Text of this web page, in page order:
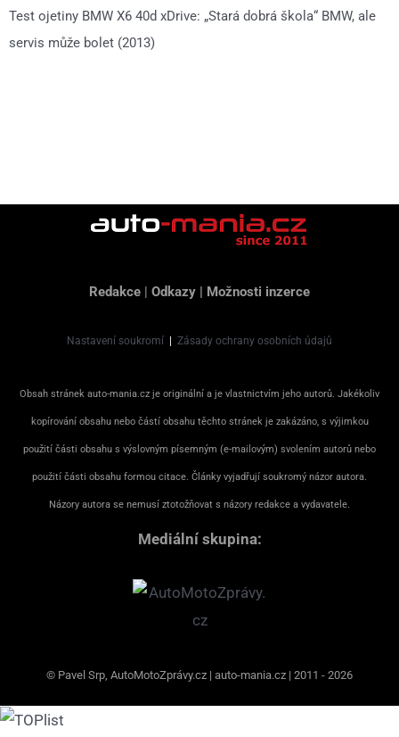
Test ojetiny BMW X6 40d xDrive: „Stará dobrá škola“ BMW, ale
servis může bolet (2013)
Redakce | Odkazy | Možnosti inzerce
Nastavení soukromí Zásady ochrany osobních údajů
Obsah stránek auto-mania.cz je originální a je vlastnictvím jeho autorů. Jakékoliv
kopírování obsahu nebo částí obsahu těchto stránek je zakázáno, s výjimkou
použití části obsahu s výslovným písemným (e-mailovým) svolením autorů nebo
použití části obsahu formou citace. Články vyjadřují soukromý názor autora.
Názory autora se nemusí ztotožňovat s názory redakce a vydavatele.
Mediální skupina:
© Pavel Srp, AutoMotoZprávy.cz | auto-mania.cz | 2011 - 2026